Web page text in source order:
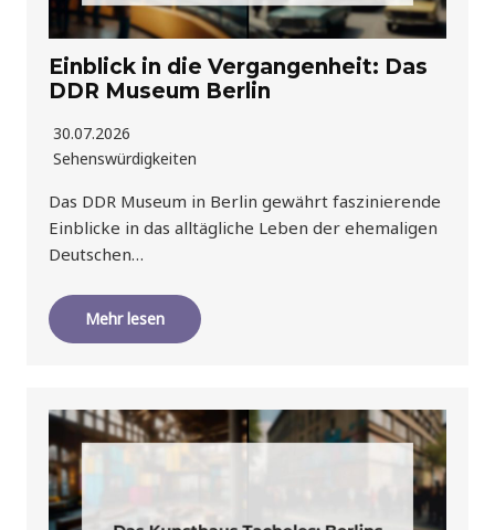
Einblick in die Vergangenheit: Das
DDR Museum Berlin
30.07.2026
Sehenswürdigkeiten
Das DDR Museum in Berlin gewährt faszinierende
Einblicke in das alltägliche Leben der ehemaligen
Deutschen…
Mehr lesen